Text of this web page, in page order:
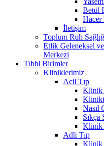
Betül
İletişim
Toplum Ruh
Etlik Geleneksel ve
Merkezi
Tıbbi Birimler
Kliniklerimiz
Acil Tıp
Klinik
Nasıl
Sıkça
Klinik
Adli Tıp
Klinik